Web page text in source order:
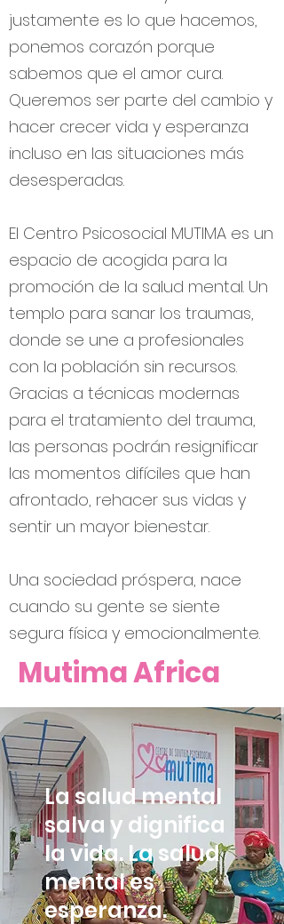
justamente es lo que hacemos,
ponemos corazón porque
sabemos que el amor cura.
Queremos ser parte del cambio y
hacer crecer vida y esperanza
incluso en las situaciones más
desesperadas.
El Centro Psicosocial MUTIMA es un
espacio de acogida para la
promoción de la salud mental. Un
templo para sanar los traumas,
donde se une a profesionales
con la población sin recursos.
Gracias a técnicas modernas
para el tratamiento del trauma,
las personas podrán resignificar
las momentos difíciles que han
afrontado, rehacer sus vidas y
sentir un mayor bienestar.
Una sociedad próspera, nace
cuando su gente se siente
segura física y emocionalmente.
Mutima Africa
La salud mental
salva y dignifica
la vida. La salud
mental es
esperanza.